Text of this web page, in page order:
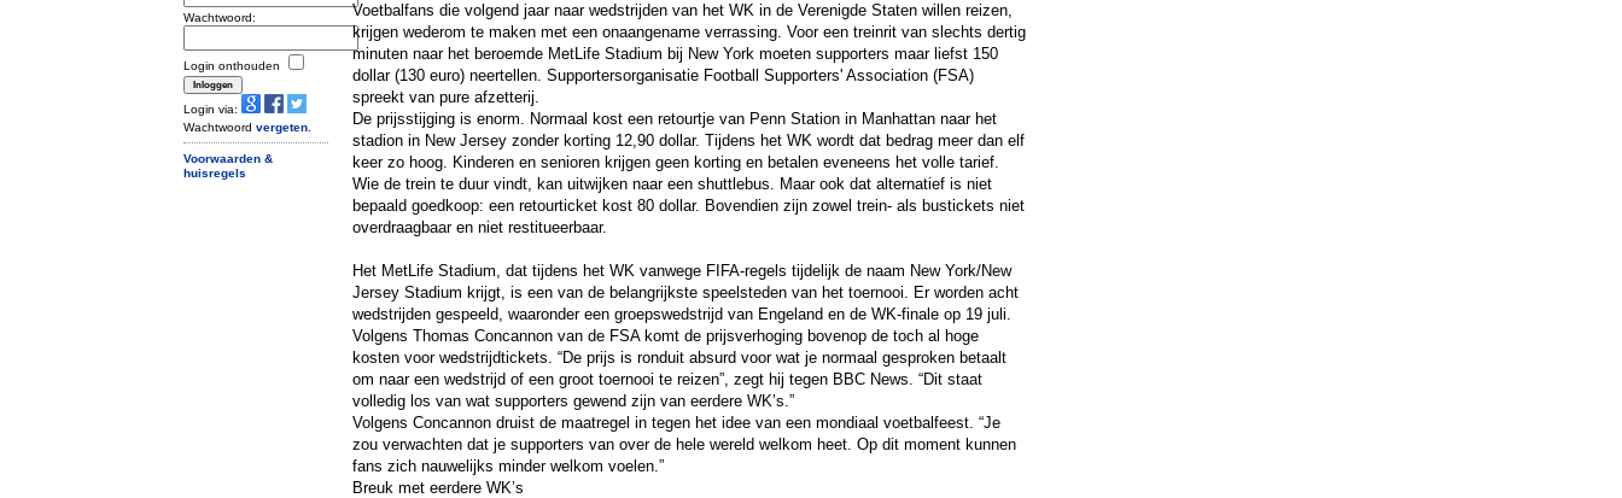
Wachtwoord:
Login onthouden
Login via:
Wachtwoord vergeten
Voorwaarden &
huisregels
Voetbalfans die volgend jaar naar wedstrijden van het WK in de Verenigde Staten willen reizen,
krijgen wederom te maken met een onaangename verrassing. Voor een treinrit van slechts dertig
minuten naar het beroemde MetLife Stadium bij New York moeten supporters maar liefst 150
dollar (130 euro) neertellen. Supportersorganisatie Football Supporters' Association (FSA)
spreekt van pure afzetterij.
De prijsstijging is enorm. Normaal kost een retourtje van Penn Station in Manhattan naar het
stadion in New Jersey zonder korting 12,90 dollar. Tijdens het WK wordt dat bedrag meer dan elf
keer zo hoog. Kinderen en senioren krijgen geen korting en betalen eveneens het volle tarief.
Wie de trein te duur vindt, kan uitwijken naar een shuttlebus. Maar ook dat alternatief is niet
bepaald goedkoop: een retourticket kost 80 dollar. Bovendien zijn zowel trein- als bustickets niet
overdraagbaar en niet restitueerbaar.
Het MetLife Stadium, dat tijdens het WK vanwege FIFA-regels tijdelijk de naam New York/New
Jersey Stadium krijgt, is een van de belangrijkste speelsteden van het toernooi. Er worden acht
wedstrijden gespeeld, waaronder een groepswedstrijd van Engeland en de WK-finale op 19 juli.
Volgens Thomas Concannon van de FSA komt de prijsverhoging bovenop de toch al hoge
kosten voor wedstrijdtickets. “De prijs is ronduit absurd voor wat je normaal gesproken betaalt
om naar een wedstrijd of een groot toernooi te reizen”, zegt hij tegen BBC News. “Dit staat
volledig los van wat supporters gewend zijn van eerdere WK’s.”
Volgens Concannon druist de maatregel in tegen het idee van een mondiaal voetbalfeest. “Je
zou verwachten dat je supporters van over de hele wereld welkom heet. Op dit moment kunnen
fans zich nauwelijks minder welkom voelen.”
Breuk met eerdere WK’s